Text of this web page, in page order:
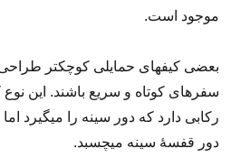
موجود است.
بعضی کیف­های حمایلی کوچکتر
سفر­های کوتاه و سریع باشند. این نوع
رکابی دارد که دور سینه را می­گیرد
دور قفسۀ سینه می­چسبد.